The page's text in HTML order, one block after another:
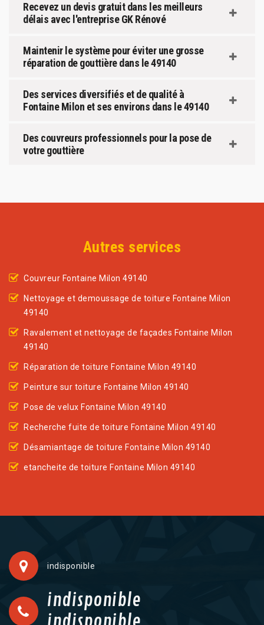
Recevez un devis gratuit dans les meilleurs
délais avec l'entreprise GK Rénové
Maintenir le système pour éviter une grosse
réparation de gouttière dans le 49140
Des services diversifiés et de qualité à
Fontaine Milon et ses environs dans le 49140
Des couvreurs professionnels pour la pose de
votre gouttière
Autres services
Couvreur Fontaine Milon 49140
Nettoyage et demoussage de toiture Fontaine Milon
49140
Ravalement et nettoyage de façades Fontaine Milon
49140
Réparation de toiture Fontaine Milon 49140
Peinture sur toiture Fontaine Milon 49140
Pose de velux Fontaine Milon 49140
Recherche fuite de toiture Fontaine Milon 49140
Désamiantage de toiture Fontaine Milon 49140
etancheite de toiture Fontaine Milon 49140
indisponible
indisponible